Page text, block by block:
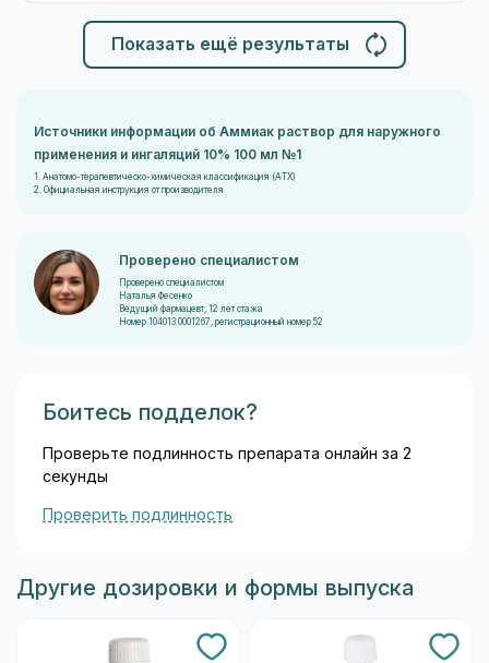
Показать ещё результаты
Источники информации об Аммиак раствор для наружного
применения и ингаляций 10% 100 мл №1
1. Анатомо-терапевтическо-химическая классификация (ATX)
2. Официальная инструкция от производителя
Проверено специалистом
Проверено специалистом
Наталья Фесенко
Ведущий фармацевт, 12 лет стажа
Номер 104013 0001267, регистрационный номер 52
Боитесь подделок?
Проверьте подлинность препарата онлайн за 2
секунды
Проверить подлинность
Другие дозировки и формы выпуска